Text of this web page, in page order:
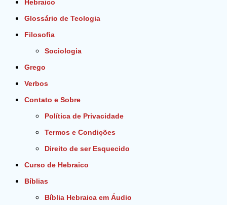
Hebraico
Glossário de Teologia
Filosofia
Sociologia
Grego
Verbos
Contato e Sobre
Política de Privacidade
Termos e Condições
Direito de ser Esquecido
Curso de Hebraico
Bíblias
Bíblia Hebraica em Áudio